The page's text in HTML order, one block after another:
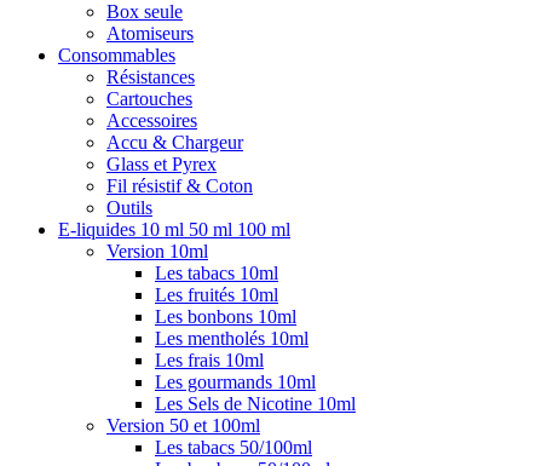
Box seule
Atomiseurs
Consommables
Résistances
Cartouches
Accessoires
Accu & Chargeur
Glass et Pyrex
Fil résistif & Coton
Outils
E-liquides 10 ml 50 ml 100 ml
Version 10ml
Les tabacs 10ml
Les fruités 10ml
Les bonbons 10ml
Les mentholés 10ml
Les frais 10ml
Les gourmands 10ml
Les Sels de Nicotine 10ml
Version 50 et 100ml
Les tabacs 50/100ml